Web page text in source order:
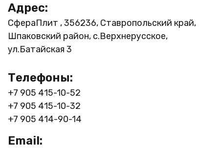
Адрес:
СфераПлит , 356236, Ставропольский край,
Шпаковский район, с.Верхнерусское,
ул.Батайская 3
Телефоны:
+7 905 415-10-52
+7 905 415-10-32
+7 905 414-90-14
Email: